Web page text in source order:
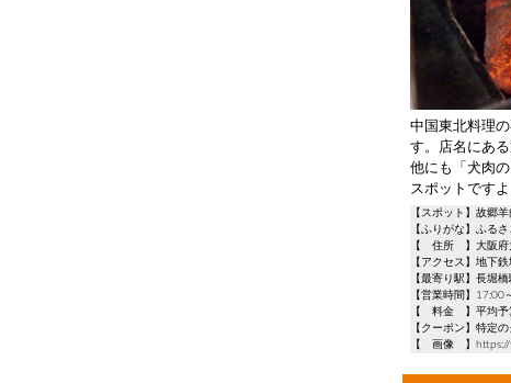
中国東北料理
す。店名にあ
他にも「犬肉
スポットですよ
【スポット】故郷
【ふりがな】ふる
【 住所 】大阪府
【アクセス】地下
【最寄り駅】長堀橋
【営業時間】17:00
【 料金 】平均予
【クーポン】特定
【 画像 】https://